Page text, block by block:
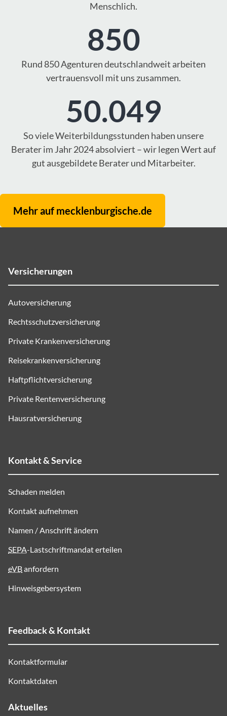
Menschlich.
850
Rund 850 Agenturen deutschlandweit arbeiten
vertrauensvoll mit uns zusammen.
50.049
So viele Weiterbildungsstunden haben unsere
Berater im Jahr 2024 absolviert – wir legen Wert auf
gut ausgebildete Berater und Mitarbeiter.
Mehr auf mecklenburgische.de
Versicherungen
Autoversicherung
Rechtsschutzversicherung
Private Krankenversicherung
Reisekrankenversicherung
Haftpflichtversicherung
Private Rentenversicherung
Hausratversicherung
Kontakt & Service
Schaden melden
Kontakt aufnehmen
Namen / Anschrift ändern
SEPA-Lastschriftmandat erteilen
eVBanfordern
Hinweisgebersystem
Feedback & Kontakt
Kontaktformular
Kontaktdaten
Aktuelles